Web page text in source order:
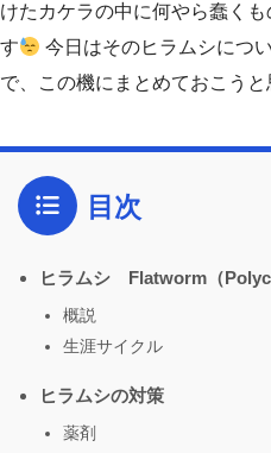
けたカケラの中に何やら蠢く
す
今日はそのヒラムシにつ
で、この機にまとめておこうと
目次
ヒラムシ Flatworm（
概説
生涯サイクル
ヒラムシの対策
薬剤